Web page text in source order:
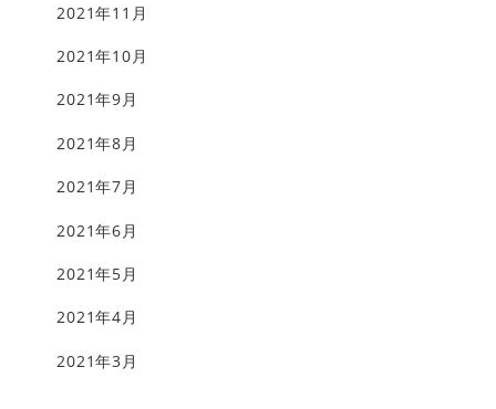
2021年11月
2021年10月
2021年9月
2021年8月
2021年7月
2021年6月
2021年5月
2021年4月
2021年3月